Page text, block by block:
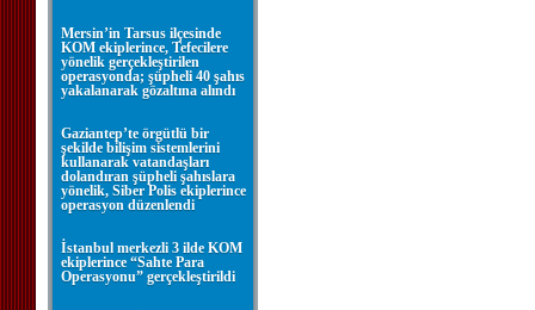
Mersin’in Tarsus ilçesinde
KOM ekiplerince, Tefecilere
yönelik gerçekleştirilen
operasyonda; şüpheli 40 şahıs
yakalanarak gözaltına alındı
Gaziantep’te örgütlü bir
şekilde bilişim sistemlerini
kullanarak vatandaşları
dolandıran şüpheli şahıslara
yönelik, Siber Polis ekiplerince
operasyon düzenlendi
İstanbul merkezli 3 ilde KOM
ekiplerince “Sahte Para
Operasyonu” gerçekleştirildi